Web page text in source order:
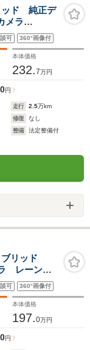
ッド 純正デ
ブラインド
ーシート ワ
可 360°画像付
本体価格
232.7万円
円
走行 2.5万km
修復
なし
整備
法定整備付
ブリッド
レーンキ
ール ステア
ヤレス充電
ダー
可 360°画像付
本体価格
197.0万円
円